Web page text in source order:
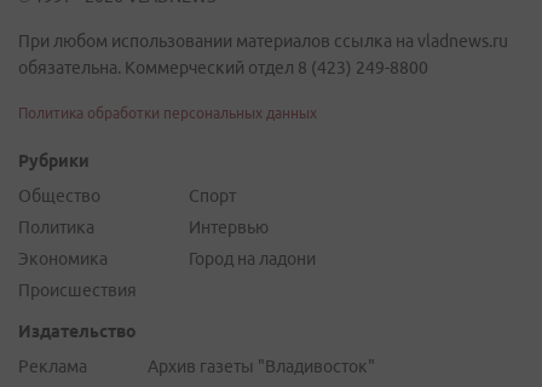
При любом использовании материалов ссылка на vladnews.ru
обязательна. Коммерческий отдел 8 (423) 249-8800
Политика обработки персональных данных
Рубрики
Общество
Политика
Экономика
Происшествия
Спорт
Интервью
Город на ладони
Издательство
Реклама
Архив газеты "Владивосток"